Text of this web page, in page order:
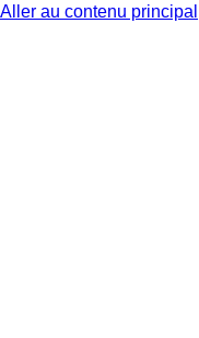
Aller au contenu principal